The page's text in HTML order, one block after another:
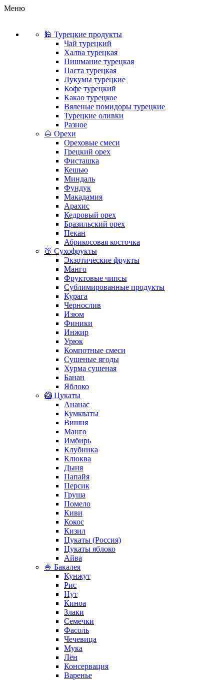
Меню
🕌 Турецкие продукты
Чай турецкий
Халва турецкая
Пишмание турецкая
Паста турецкая
Лукумы турецкие
Кофе турецкий
Какао турецкое
Вяленые помидоры турецкие
Турецкие оливки
Разное
🌰 Орехи
Ореховые смеси
Грецкий орех
Фисташка
Кешью
Миндаль
Фундук
Макадамия
Арахис
Кедровый орех
Бразильский орех
Пекан
Абрикосовая косточка
🍑 Сухофрукты
Экзотические фрукты
Манго
Фруктовые чипсы
Сублимированные продукты
Курага
Чернослив
Изюм
Финики
Инжир
Урюк
Компотные смеси
Сушеные ягоды
Хурма сушеная
Банан
Яблоко
🥝 Цукаты
Ананас
Кумкваты
Вишня
Манго
Имбирь
Клубника
Клюква
Дыня
Папайя
Персик
Груша
Помело
Киви
Кокос
Кизил
Цукаты (Россия)
Цукаты яблоко
Айва
🍚 Бакалея
Кунжут
Рис
Нут
Киноа
Злаки
Семечки
Фасоль
Чечевица
Мука
Лён
Консервация
Варенье